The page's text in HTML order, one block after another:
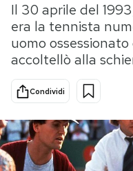
Politica
Tecnologia
Internet
Scienza
Cultura
Economia
Sport
Il 30 aprile del
era la tennista
uomo
accoltellò alla
Condividi